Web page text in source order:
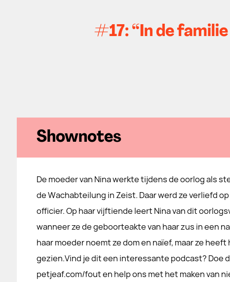
#17: “In de
Shownotes
De moeder van Nina werkte tijdens de oorlog als
de Wachabteilung in Zeist. Daar werd ze verliefd
officier. Op haar vijftiende leert Nina van dit
wanneer ze de geboorteakte van haar zus in een
haar moeder noemt ze dom en naïef, maar ze
gezien.Vind je dit een interessante podcast? Doe
petjeaf.com/fout en help ons met het maken van